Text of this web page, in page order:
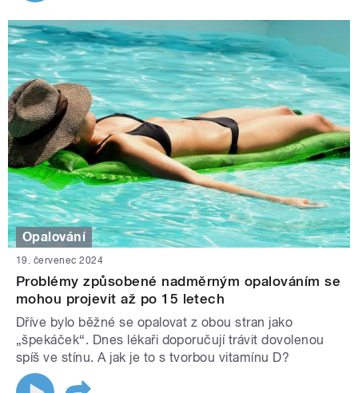
Opalování
19. červenec 2024
Problémy způsobené nadměrným opalováním se
mohou projevit až po 15 letech
Dříve bylo běžné se opalovat z obou stran jako
„špekáček“. Dnes lékaři doporučují trávit dovolenou
spíš ve stínu. A jak je to s tvorbou vitamínu D?